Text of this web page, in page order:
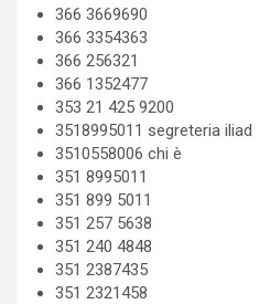
366 3669690
366 3354363
366 256321
366 1352477
353 21 425 9200
3518995011 segreteria iliad
3510558006 chi è
351 8995011
351 899 5011
351 257 5638
351 240 4848
351 2387435
351 2321458